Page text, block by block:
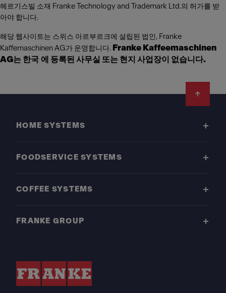
헤르기스빌 소재 Franke Technology and Trademark Ltd.의 허가를 받
아야 합니다.
해당 웹사이트는 스위스 아르부르크에 설립된 법인, Franke
Kaffemaschinen AG가 운영합니다. Franke Kaffeemaschinen
AG는 한국 에 등록된 사무실 또는 현지 사업장이 없습니다.
HOME SYSTEMS
FOODSERVICE SYSTEMS
COFFEE SYSTEMS
FRANKE GROUP